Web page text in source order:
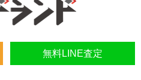
無料LINE査定